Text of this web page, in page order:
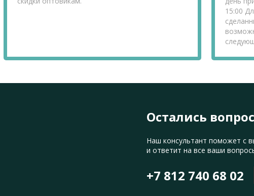
15:00
Остались
Наш консультант поможет с
и ответит на все ваши
+7 812 740 68 02